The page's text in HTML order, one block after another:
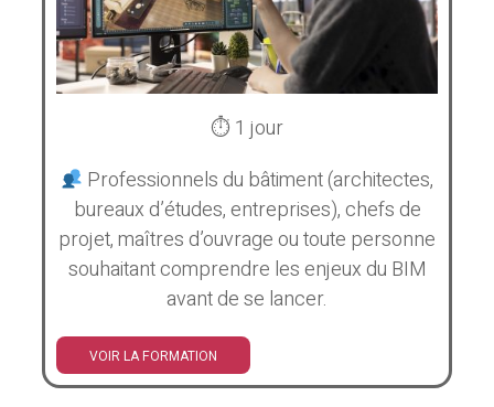
⏱ 1 jour
Professionnels du bâtiment (architectes,
bureaux d’études, entreprises), chefs de
projet, maîtres d’ouvrage ou toute personne
souhaitant comprendre les enjeux du BIM
avant de se lancer.
VOIR LA FORMATION